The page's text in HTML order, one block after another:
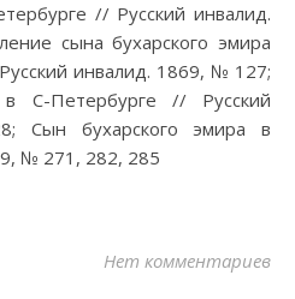
// Русский инвалид.
сына бухарского эмира
инвалид. 1869, № 127;
С-Петербурге // Русский
Сын бухарского эмира в
№ 271, 282, 285
Нет комментариев